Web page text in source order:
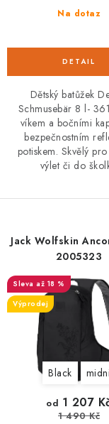
Na dotaz
Dětský batůžek
Schmusebär 8 l-
víkem a bočními
bezpečnostním
potiskem. Skvělý
výlet či do
Jack Wolfskin
2005323
až 18 %
Výprodej
Black
od 1 207
1 490 Kč